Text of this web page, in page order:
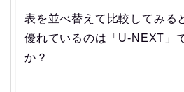
表を並べ替えて比較してみる
優れているのは「U-NEXT」
か？